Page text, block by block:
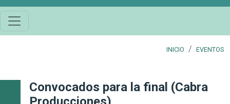
INICIO EVENTOS
Convocados para la final (Cabra